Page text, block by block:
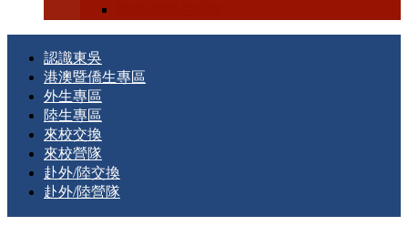
認識東吳
港澳暨僑生專區
外生專區
陸生專區
來校交換
來校營隊
赴外/陸交換
赴外/陸營隊